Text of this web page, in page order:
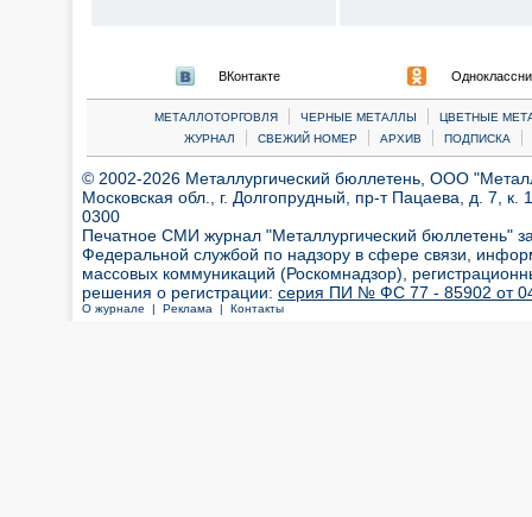
ВКонтакте
МЕТАЛЛОТОРГОВЛЯ | ЧЕРНЫЕ МЕТАЛЛЫ |
ЦВЕТНЫЕ
ЖУРНАЛ
| СВЕЖИЙ НОМЕР | АРХИВ | ПОДПИСКА |
© 2002-2026 Металлургический бюллетень, ООО
Московская обл., г. Долгопрудный, пр-т Пацаева, д. 7,
0300
Печатное СМИ журнал "Металлургический бюллетень"
Федеральной службой по надзору в сфере связи,
массовых коммуникаций (Роскомнадзор),
решения о регистрации: серия ПИ № ФС 77 - 85902 от 04
О журнале | Реклама | Контакты